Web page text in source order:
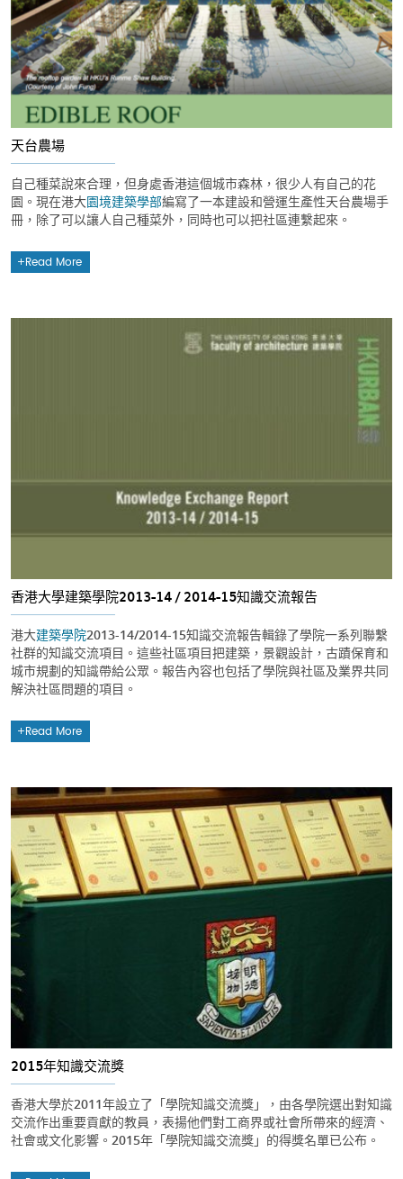
天台農場
自己種菜說來合理，但身處香港這個城市森林，很少人有自己的花
園。現在港大園境建築學部編寫了一本建設和營運生產性天台農場手
冊，除了可以讓人自己種菜外，同時也可以把社區連繫起來。
Read More
香港大學建築學院2013-14 / 2014-15知識交流報告
港大建築學院2013-14/2014-15知識交流報告輯錄了學院一系列聯繫
社群的知識交流項目。這些社區項目把建築，景觀設計，古蹟保育和
城市規劃的知識帶給公眾。報告內容也包括了學院與社區及業界共同
解決社區問題的項目。
Read More
2015年知識交流獎
香港大學於2011年設立了「學院知識交流獎」，由各學院選出對知識
交流作出重要貢獻的教員，表揚他們對工商界或社會所帶來的經濟、
社會或文化影響。2015年「學院知識交流獎」的得獎名單已公布。